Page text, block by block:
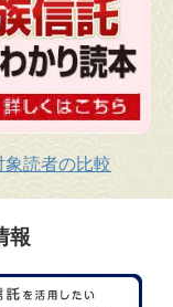
読者の比較
報